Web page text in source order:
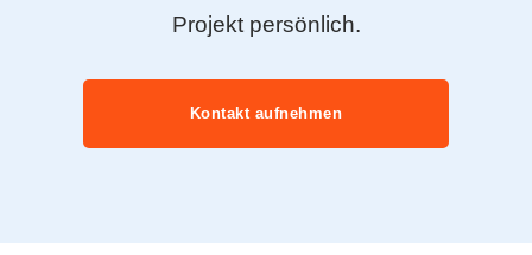
Projekt persönlich.
Kontakt aufnehmen